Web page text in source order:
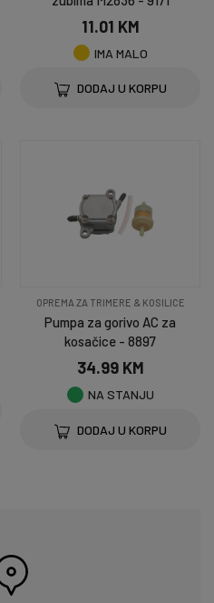
11.01 KM
IMA MALO
DODAJ U KORPU
OPREMA ZA TRIMERE & KOSILICE
Pumpa za gorivo AC za
kosačice - 8897
34.99 KM
NA STANJU
DODAJ U KORPU